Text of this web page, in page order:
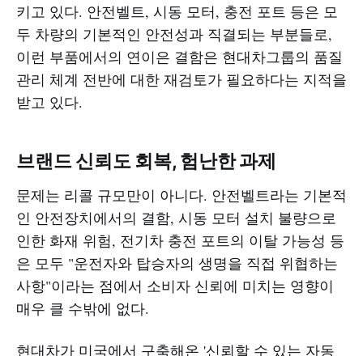
키고 있다. 안전벨트, 시동 모터, 충전 포트 등은 모
두 차량의 기본적인 안전성과 직결되는 부분들로,
이런 부품에서의 연이은 결함은 현대차그룹의 품질
관리 체계 전반에 대한 재검토가 필요하다는 지적을
받고 있다.
브랜드 신뢰도 회복, 험난한 과제
문제는 리콜 규모만이 아니다. 안전벨트라는 기본적
인 안전장치에서의 결함, 시동 모터 설치 불량으로
인한 화재 위험, 전기차 충전 포트의 이탈 가능성 등
은 모두 "운전자와 탑승자의 생명을 직접 위협하는
사항"이라는 점에서 소비자 신뢰에 미치는 영향이
매우 클 수밖에 없다.
현대차가 미국에서 구축해온 '신뢰할 수 있는 자동